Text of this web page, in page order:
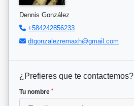
Dennis González
+584242856233
dtgonzalezremaxh@gmail.com
¿Prefieres que te contactemos?
Tu nombre *